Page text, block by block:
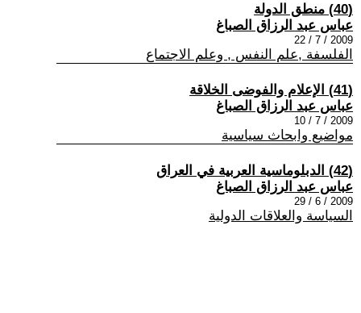
(40) منطق الدولة
عباس عبد الرزاق الصباغ
2009 / 7 / 22
الفلسفة ,علم النفس , وعلم الاجتماع
(41) الإعلام والفوضى الخلاقة
عباس عبد الرزاق الصباغ
2009 / 7 / 10
مواضيع وابحاث سياسية
(42) الدبلوماسية العربية في العراق
عباس عبد الرزاق الصباغ
2009 / 6 / 29
السياسة والعلاقات الدولية